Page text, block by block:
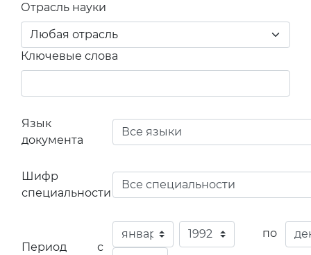
Отрасль науки
Ключевые слова
Язык
документа
Шифр
специальности
Период с
по